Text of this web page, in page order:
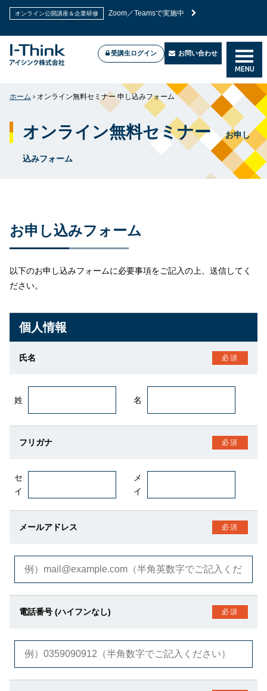
オンライン公開講座＆企業研修 Zoom／Teamsで実施中
受講生ログイン お問い合わせ
MENU
オンライン無料セミナー お申し
込みフォーム
ホーム › オンライン無料セミナー 申し込みフォーム
お申し込みフォーム
以下のお申し込みフォームに必要事項をご記入の上、送信してく
ださい。
個人情報
氏名 必須
姓 名
フリガナ 必須
セ
イ
メ
イ
メールアドレス 必須
電話番号 (ハイフンなし) 必須